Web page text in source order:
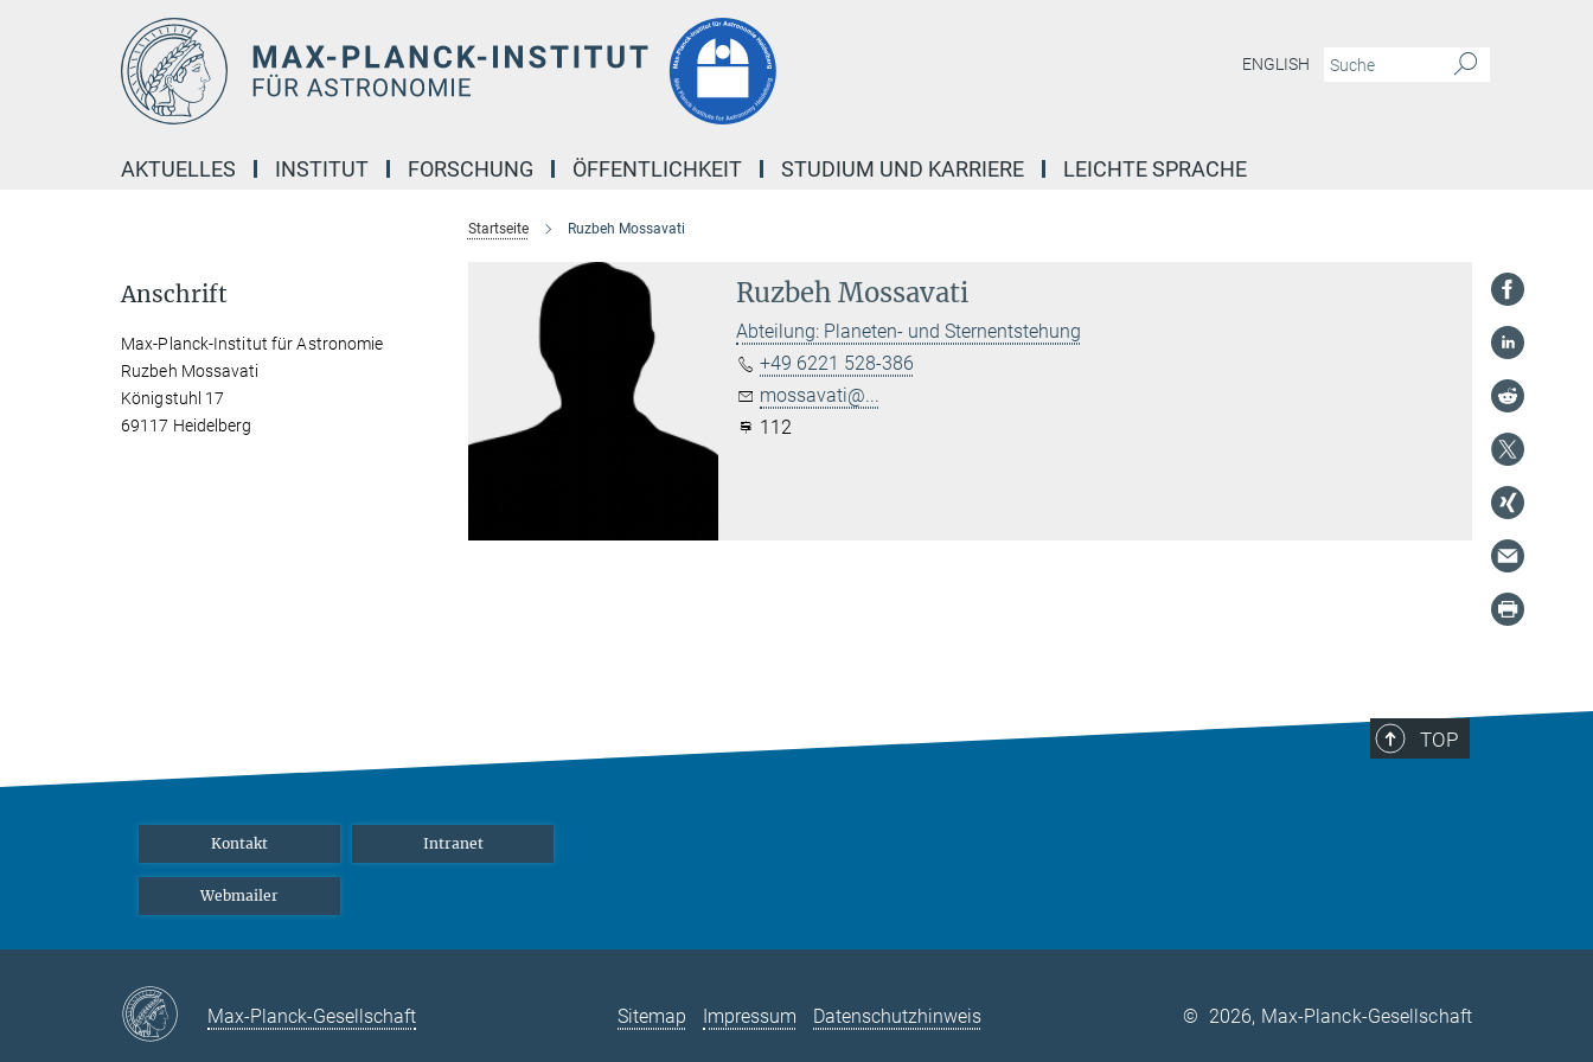
ENGLISH
AKTUELLES INSTITUT FORSCHUNG ÖFFENTLICHKEIT STUDIUM UND KARRIERE LEICHTE SPRACHE
Startseite Ruzbeh Mossavati
Ruzbeh Mossavati
Abteilung: Planeten- und Sternentstehung
+49 6221 528-386
mossavati@...
112
Anschrift
Max-Planck-Institut für Astronomie
Ruzbeh Mossavati
Königstuhl 17
69117 Heidelberg
TOP
Kontakt Intranet
Webmailer
Max-Planck-Gesellschaft Sitemap Impressum Datenschutzhinweis © 2026, Max-Planck-Gesellschaft